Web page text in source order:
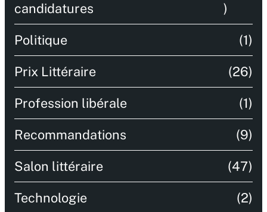
candidatures
)
Politique (1)
Prix Littéraire (26)
Profession libérale (1)
Recommandations (9)
Salon littéraire (47)
Technologie (2)